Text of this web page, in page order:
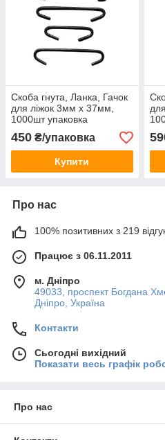
Скоба гнута, Ланка, Гачок
для ліжок 3мм х 37мм,
1000шт упаковка
450 ₴/упаковка
Купити
Про нас
100% позитивних з 219
Працює з 06.11.2011
м. Дніпро
49033, проспект Богдана
Дніпро, Україна
Контакти
Сьогодні вихідний
Показати весь графік
Про нас